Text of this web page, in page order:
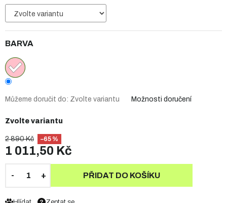
2 890 Kč –65 %
1 011,50 Kč
Zvolte variantu
BARVA
Můžeme doručit do: Zvolte variantu Možnosti doručení
PŘIDAT DO KOŠÍKU